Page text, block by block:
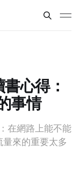
心得：
事情
在網路上能不能
來的重要太多